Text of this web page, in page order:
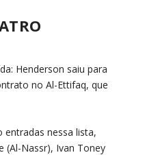
Henderson saiu para
no Al-Ettifaq, que
nessa lista,
(Al-Nassr), Ivan Toney